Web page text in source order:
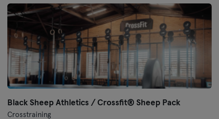
Black Sheep Athletics / Crossfit® Sheep Pack
Crosstraining